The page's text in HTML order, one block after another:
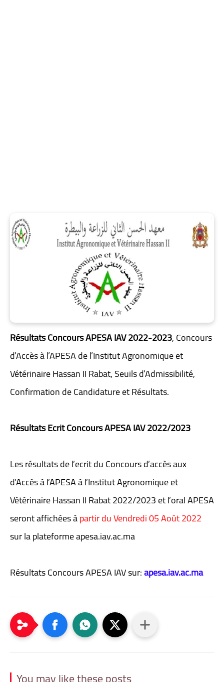
Résultats Concours APESA IAV 2022-2023, Concours
d’Accès à l’APESA de l’Institut Agronomique et
Vétérinaire Hassan II Rabat, Seuils d’Admissibilité,
Confirmation de Candidature et Résultats.
Résultats Ecrit Concours APESA IAV 2022/2023
Les résultats de l’ecrit du Concours d’accès aux
d’Accès à l’APESA à l’Institut Agronomique et
Vétérinaire Hassan II Rabat 2022/2023 et l’oral APESA
seront affichées àpartir du Vendredi 05 Août 2022
sur la plateforme apesa.iav.ac.ma
Résultats Concours APESA IAV sur:apesa.iav.ac.ma